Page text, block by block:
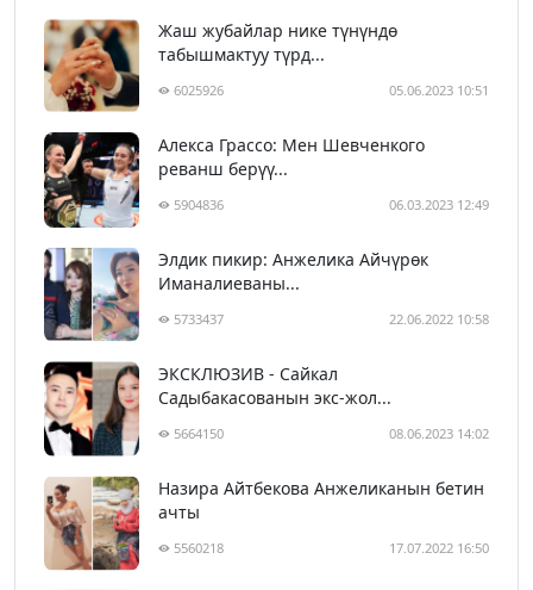
Жаш жубайлар нике түнүндө
табышмактуу түрд...
6025926 05.06.2023 10:51
Алекса Грассо: Мен Шевченкого
реванш берүү...
5904836 06.03.2023 12:49
Элдик пикир: Анжелика Айчүрөк
Иманалиеваны...
5733437 22.06.2022 10:58
ЭКСКЛЮЗИВ - Сайкал
Садыбакасованын экс-жол...
5664150 08.06.2023 14:02
Назира Айтбекова Анжеликанын бетин
ачты
5560218 17.07.2022 16:50